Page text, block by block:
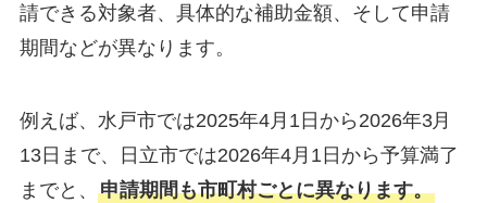
請できる対象者、具体的な補助金額、そして申請
期間などが異なります。
例えば、水戸市では2025年4月1日から2026年3月
13日まで、日立市では2026年4月1日から予算満了
までと、 申請期間も市町村ごとに異なります。